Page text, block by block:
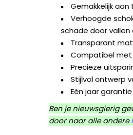
Gemakkelijk
Verhoogde
schade door
Transparant
Compatibel met
Precieze
Stijlvol ontwerp
Eén jaar
Ben je nieuwsgierig
door naar alle andere